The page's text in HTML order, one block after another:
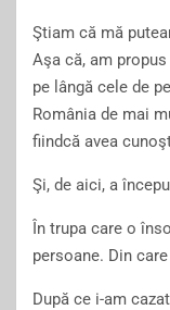
Ştiam că mă
Aşa că, am
pe lângă cele de
România de mai
fiindcă avea
Şi, de aici, a
În trupa care o
persoane. Din
După ce i-am